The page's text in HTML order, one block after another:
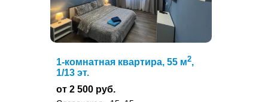
1-комнатная квартира, 55 м2,
1/13 эт.
от 2 500 руб.